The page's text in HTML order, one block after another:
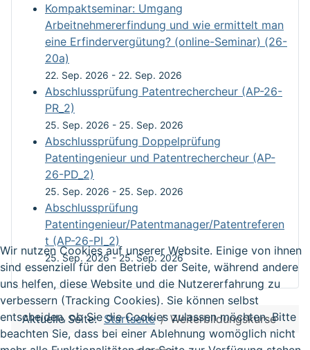
Kompaktseminar: Umgang
Arbeitnehmererfindung und wie ermittelt man
eine Erfindervergütung? (online-Seminar) (26-
20a)
22. Sep. 2026 - 22. Sep. 2026
Abschlussprüfung Patentrechercheur (AP-26-
PR_2)
25. Sep. 2026 - 25. Sep. 2026
Abschlussprüfung Doppelprüfung
Patentingenieur und Patentrechercheur (AP-
26-PD_2)
25. Sep. 2026 - 25. Sep. 2026
Abschlussprüfung
Patentingenieur/Patentmanager/Patentreferen
t (AP-26-PI_2)
25. Sep. 2026-25. Sep. 2026
Aktuelle Seite:Startseite Weiterbildungskurse
Wir nutzen Cookies auf unserer Website. Einige von ihnen
sind essenziell für den Betrieb der Seite, während andere
uns helfen, diese Website und die Nutzererfahrung zu
verbessern (Tracking Cookies). Sie können selbst
entscheiden, ob Sie die Cookies zulassen möchten. Bitte
beachten Sie, dass bei einer Ablehnung womöglich nicht